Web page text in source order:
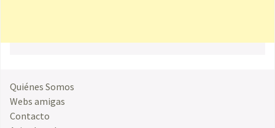
Quiénes Somos
Webs amigas
Contacto